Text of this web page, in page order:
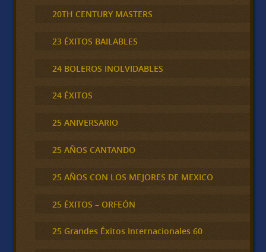
20TH CENTURY MASTERS
23 ÉXITOS BAILABLES
24 BOLEROS INOLVIDABLES
24 ÉXITOS
25 ANIVERSARIO
25 AÑOS CANTANDO
25 AÑOS CON LOS MEJORES DE MEXICO
25 ÉXITOS – ORFEÓN
25 Grandes Éxitos Internacionales 60